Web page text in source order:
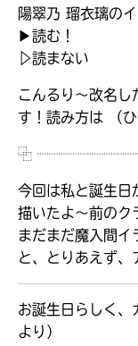
陽翠乃 瑠衣璃の
▶︎読む！
▷読まない
こんるり〜改名
す！読み方は （
⿻
今回は私と誕生日
描いたよ〜前のク
まだまだ魔入間イ
と、とりあえず、
お誕生日らしく、
より）